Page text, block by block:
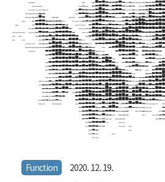
드려보다가 그저 덮어두게 되는 대상이기도..
Function 2020. 12. 19.